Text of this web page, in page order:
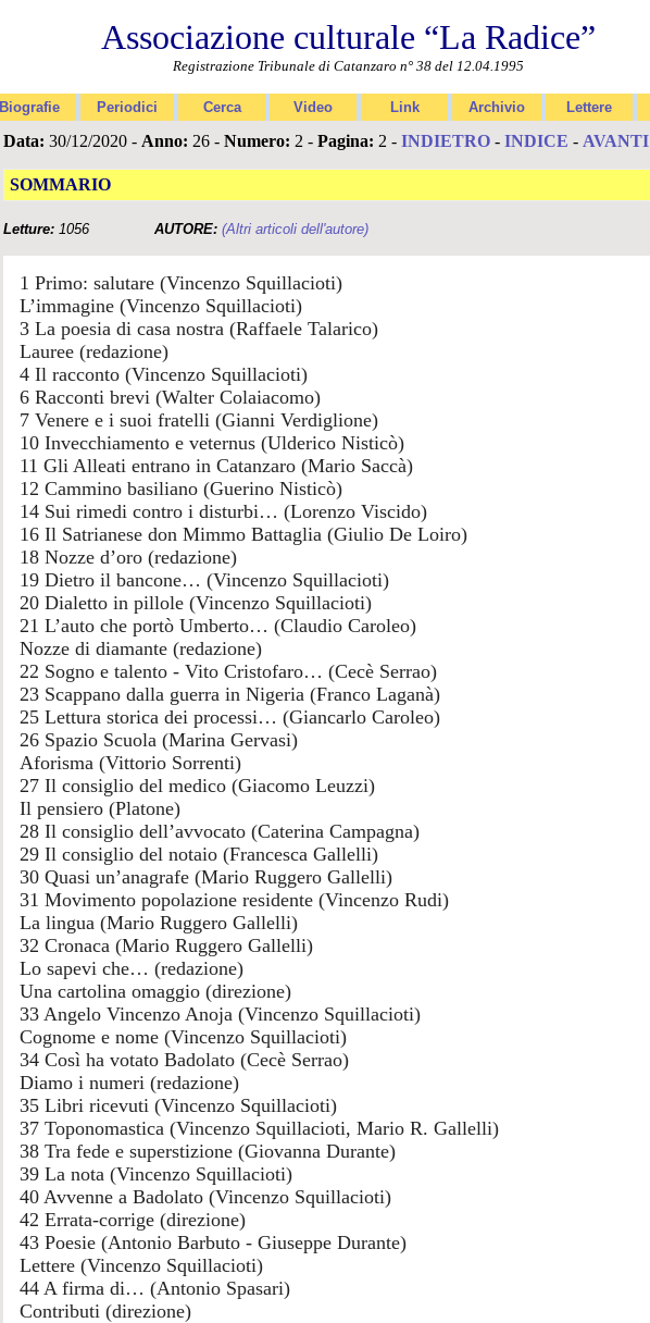
Associazione culturale “La Radice”
Registrazione Tribunale di Catanzaro n° 38 del 12.04.1995
Biografie Periodici Cerca Video Link Archivio Lettere
Data: 30/12/2020 - Anno: 26 - Numero: 2 - Pagina: 2 - INDIETRO - INDICE - AVANTI
SOMMARIO
Letture: 1056 AUTORE: (Altri articoli dell'autore)
1 Primo: salutare (Vincenzo Squillacioti)
L’immagine (Vincenzo Squillacioti)
3 La poesia di casa nostra (Raffaele Talarico)
Lauree (redazione)
4 Il racconto (Vincenzo Squillacioti)
6 Racconti brevi (Walter Colaiacomo)
7 Venere e i suoi fratelli (Gianni Verdiglione)
10 Invecchiamento e veternus (Ulderico Nisticò)
11 Gli Alleati entrano in Catanzaro (Mario Saccà)
12 Cammino basiliano (Guerino Nisticò)
14 Sui rimedi contro i disturbi… (Lorenzo Viscido)
16 Il Satrianese don Mimmo Battaglia (Giulio De Loiro)
18 Nozze d’oro (redazione)
19 Dietro il bancone… (Vincenzo Squillacioti)
20 Dialetto in pillole (Vincenzo Squillacioti)
21 L’auto che portò Umberto… (Claudio Caroleo)
Nozze di diamante (redazione)
22 Sogno e talento - Vito Cristofaro… (Cecè Serrao)
23 Scappano dalla guerra in Nigeria (Franco Laganà)
25 Lettura storica dei processi… (Giancarlo Caroleo)
26 Spazio Scuola (Marina Gervasi)
Aforisma (Vittorio Sorrenti)
27 Il consiglio del medico (Giacomo Leuzzi)
Il pensiero (Platone)
28 Il consiglio dell’avvocato (Caterina Campagna)
29 Il consiglio del notaio (Francesca Gallelli)
30 Quasi un’anagrafe (Mario Ruggero Gallelli)
31 Movimento popolazione residente (Vincenzo Rudi)
La lingua (Mario Ruggero Gallelli)
32 Cronaca (Mario Ruggero Gallelli)
Lo sapevi che… (redazione)
Una cartolina omaggio (direzione)
33 Angelo Vincenzo Anoja (Vincenzo Squillacioti)
Cognome e nome (Vincenzo Squillacioti)
34 Così ha votato Badolato (Cecè Serrao)
Diamo i numeri (redazione)
35 Libri ricevuti (Vincenzo Squillacioti)
37 Toponomastica (Vincenzo Squillacioti, Mario R. Gallelli)
38 Tra fede e superstizione (Giovanna Durante)
39 La nota (Vincenzo Squillacioti)
40 Avvenne a Badolato (Vincenzo Squillacioti)
42 Errata-corrige (direzione)
43 Poesie (Antonio Barbuto - Giuseppe Durante)
Lettere (Vincenzo Squillacioti)
44 A firma di… (Antonio Spasari)
Contributi (direzione)